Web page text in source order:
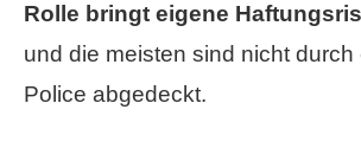
Rolle bringt eigene
und die meisten sind nicht durch
Police abgedeckt.